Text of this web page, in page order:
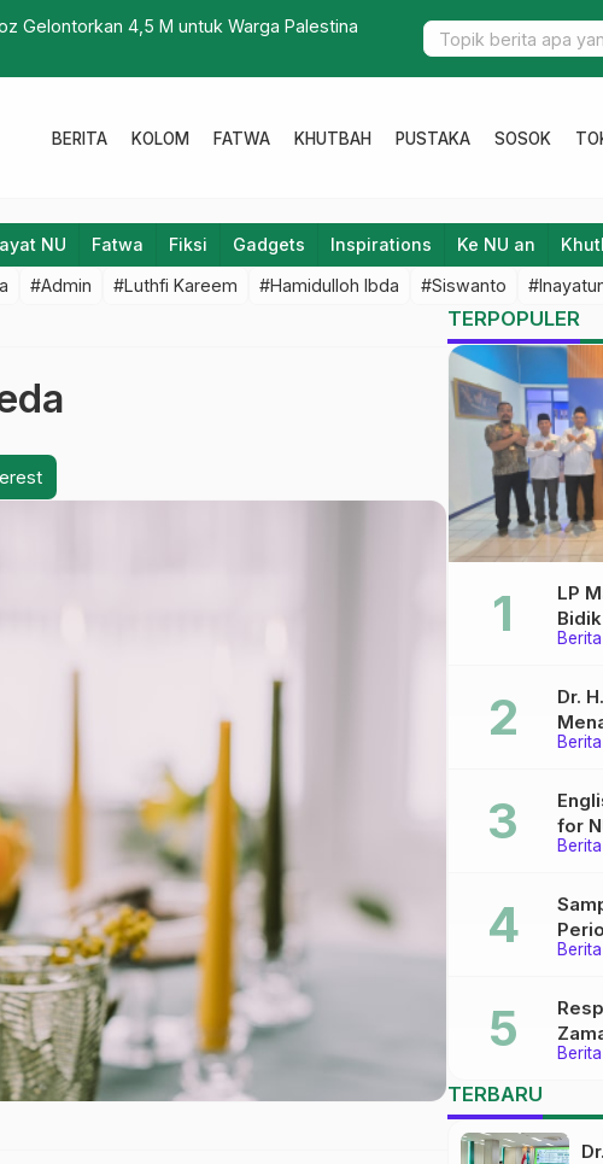
Gelontorkan 4,5 M untuk Warga Palestina Menulis, Kegiatan
BERITA KOLOM FATWA KHUTBAH PUSTAKA SOSOK
NU Fatwa Fiksi Gadgets Inspirations Ke NU an
#Admin #Luthfi Kareem #Hamidulloh Ibda #Siswanto
TERPOPULER
Berita
LP
Berita
Dr.
Berita
for
Berita
P2
and
Berita
TERBARU